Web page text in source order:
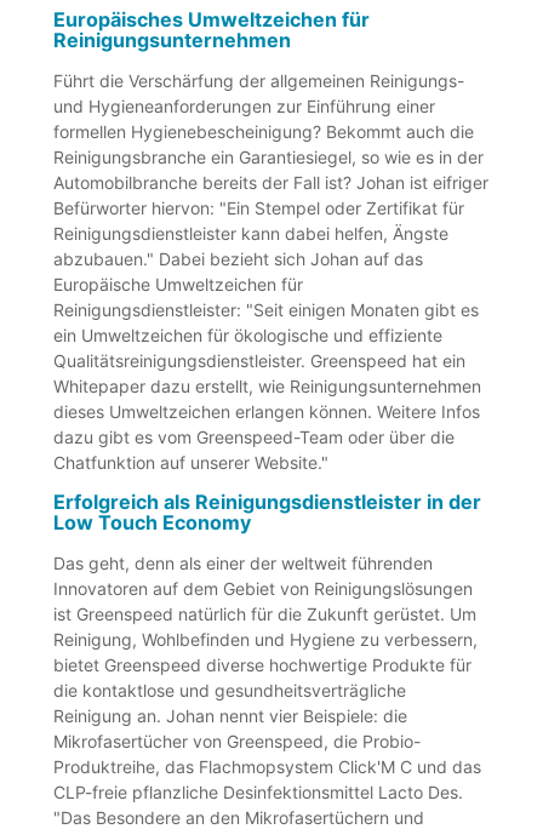
Europäisches Umweltzeichen für
Reinigungsunternehmen
Führt die Verschärfung der allgemeinen Reinigungs-
und Hygieneanforderungen zur Einführung einer
formellen Hygienebescheinigung? Bekommt auch die
Reinigungsbranche ein Garantiesiegel, so wie es in der
Automobilbranche bereits der Fall ist? Johan ist eifriger
Befürworter hiervon: "Ein Stempel oder Zertifikat für
Reinigungsdienstleister kann dabei helfen, Ängste
abzubauen." Dabei bezieht sich Johan auf das
Europäische Umweltzeichen für
Reinigungsdienstleister: "Seit einigen Monaten gibt es
ein Umweltzeichen für ökologische und effiziente
Qualitätsreinigungsdienstleister. Greenspeed hat ein
Whitepaper dazu erstellt, wie Reinigungsunternehmen
dieses Umweltzeichen erlangen können. Weitere Infos
dazu gibt es vom Greenspeed-Team oder über die
Chatfunktion auf unserer Website."
Erfolgreich als Reinigungsdienstleister in der
Low Touch Economy
Das geht, denn als einer der weltweit führenden
Innovatoren auf dem Gebiet von Reinigungslösungen
ist Greenspeed natürlich für die Zukunft gerüstet. Um
Reinigung, Wohlbefinden und Hygiene zu verbessern,
bietet Greenspeed diverse hochwertige Produkte für
die kontaktlose und gesundheitsverträgliche
Reinigung an. Johan nennt vier Beispiele: die
Mikrofasertücher von Greenspeed, die Probio-
Produktreihe, das Flachmopsystem Click'M C und das
CLP-freie pflanzliche Desinfektionsmittel Lacto Des.
"Das Besondere an den Mikrofasertüchern und